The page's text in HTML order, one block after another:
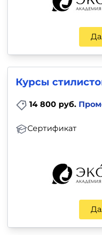
Курсы
14 800 руб.
Сертификат